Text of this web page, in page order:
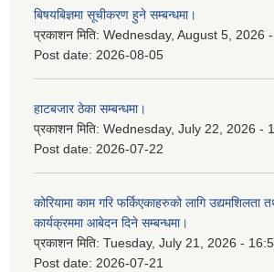
बिषयबिज्ञमा सूचीकरण हुने सम्बन्धमा।
प्रकाशन मिति: Wednesday, August 5, 2026
Post date: 2026-08-05
हाटबजार ठेका सम्बन्धमा।
प्रकाशन मिति: Wednesday, July 22, 2026 -
Post date: 2026-07-22
कोरियामा काम गरि फर्किएकाहरुको लागि उद्यमशिलता
कार्यक्रममा आबेदन दिने सम्बन्धमा।
प्रकाशन मिति: Tuesday, July 21, 2026 -
Post date: 2026-07-21